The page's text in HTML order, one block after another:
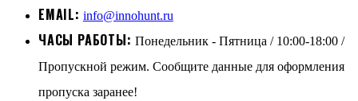
EMAIL: info@innohunt.ru
ЧАСЫ РАБОТЫ: Понедельник - Пятница / 10:00-18:00 /
Пропускной режим. Сообщите данные для оформления
пропуска заранее!